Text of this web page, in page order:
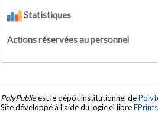
Statistiques
Actions réservées au personnel
PolyPublieest le dépôt institutionnel de
Site développé à l'aide du logiciel libreEPrints